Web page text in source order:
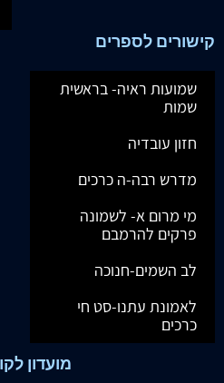
קישורים לספרים
שמועות ראיה- בראשית
שמות
חזון עובדיה
מדרש רבה-ה כרכים
מי מרום א- לשמונה
פרקים להרמבם
לב השמים-חנוכה
לאמונת עתנו-סט חי
כרכים
מועדון